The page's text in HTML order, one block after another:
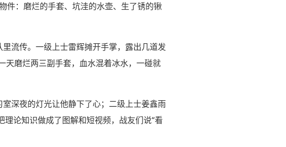
件：磨烂的手套、坑洼的水壶、生了锈的锹
流传。一级上士雷辉摊开手掌，露出几道发
天磨烂两三副手套，血水混着冰水，一碰就
深夜的灯光让他静下了心；二级上士姜鑫雨
论知识做成了图解和短视频，战友们说“看